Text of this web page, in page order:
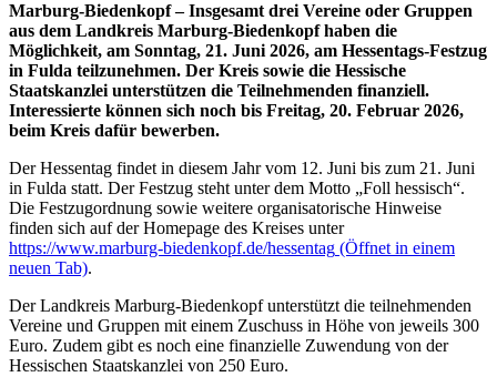
Marburg-Biedenkopf – Insgesamt drei Vereine oder Gruppen
aus dem Landkreis Marburg-Biedenkopf haben die
Möglichkeit, am Sonntag, 21. Juni 2026, am Hessentags-Festzug
in Fulda teilzunehmen. Der Kreis sowie die Hessische
Staatskanzlei unterstützen die Teilnehmenden finanziell.
Interessierte können sich noch bis Freitag, 20. Februar 2026,
beim Kreis dafür bewerben.
Der Hessentag findet in diesem Jahr vom 12. Juni bis zum 21. Juni
in Fulda statt. Der Festzug steht unter dem Motto „Foll hessisch“.
Die Festzugordnung sowie weitere organisatorische Hinweise
finden sich auf der Homepage des Kreises unter
https://www.marburg-biedenkopf.de/hessentag (Öffnet in einem
neuen Tab).
Der Landkreis Marburg-Biedenkopf unterstützt die teilnehmenden
Vereine und Gruppen mit einem Zuschuss in Höhe von jeweils 300
Euro. Zudem gibt es noch eine finanzielle Zuwendung von der
Hessischen Staatskanzlei von 250 Euro.